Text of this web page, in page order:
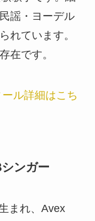
謡・ヨーデル
れています。
在です。
ル詳細はこち
ンガー
まれ、Avex